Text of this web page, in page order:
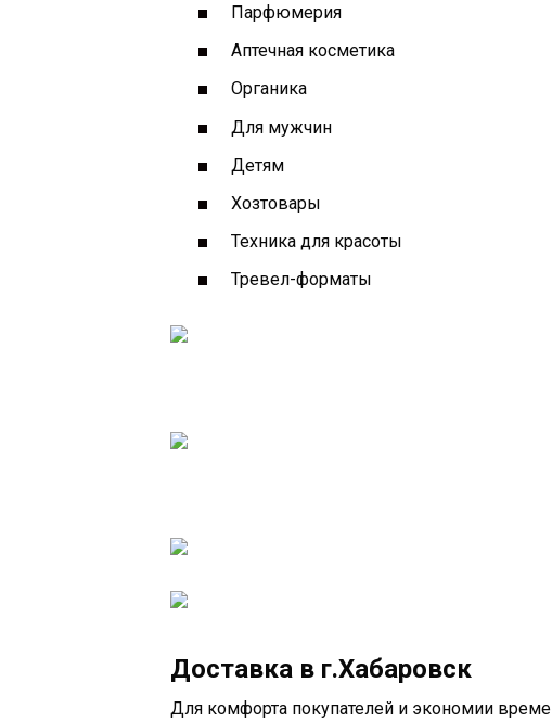
Парфюмерия
Аптечная косметика
Органика
Для мужчин
Детям
Хозтовары
Техника для красоты
Тревел-форматы
Доставка в г.Хабаровск
Для комфорта покупателей и экономии